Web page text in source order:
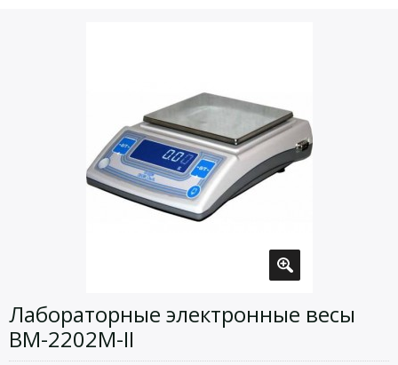
Лабораторные электронные весы
ВМ-2202М-II